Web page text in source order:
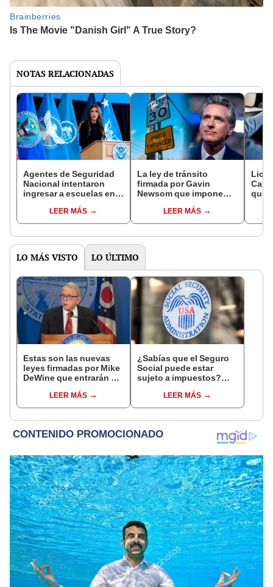
NOTAS RELACIONADAS
Agentes de Seguridad
Nacional intentaron
ingresar a escuelas en
buscar estudiantes
LEER MÁS
La ley de tránsito
firmada por Gavin
Newsom que impone
conductores en
California
LEER MÁS
que
LO MÁS VISTO LO ÚLTIMO
Estas son las nuevas
leyes firmadas por Mike
DeWine que entrarán en
LEER MÁS
¿Sabías que el Seguro
Social puede estar
sujeto a impuestos?
tus beneficios en EEUU
LEER MÁS